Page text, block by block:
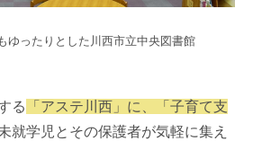
ゆったりとした川西市立中央図書館
る
「アステ川西」に、「子育て支
就学児とその保護者が気軽に集え